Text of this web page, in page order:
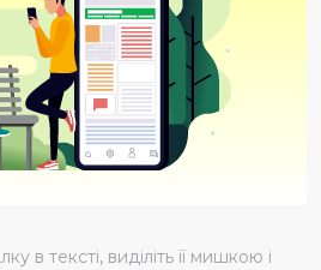
в тексті, виділіть її мишкою і